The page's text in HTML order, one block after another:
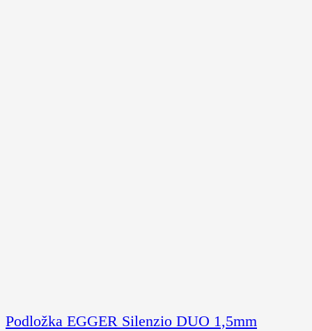
Podložka EGGER Silenzio DUO 1,5mm